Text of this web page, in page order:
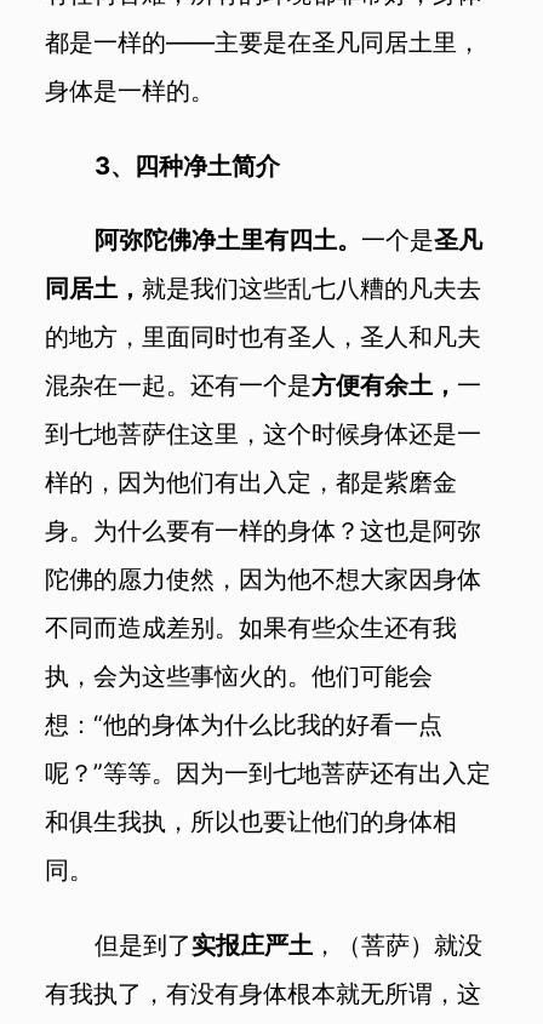
都是一样的——主要是在圣凡同居土里，
身体是一样的。
3、四种净土简介
阿弥陀佛净土里有四土。 一个是圣凡
同居土，就是我们这些乱七八糟的凡夫去
的地方，里面同时也有圣人，圣人和凡夫
混杂在一起。还有一个是方便有余土， 一
到七地菩萨住这里，这个时候身体还是一
样的，因为他们有出入定，都是紫磨金
身。为什么要有一样的身体？这也是阿弥
陀佛的愿力使然，因为他不想大家因身体
不同而造成差别。如果有些众生还有我
执，会为这些事恼火的。他们可能会
想：“他的身体为什么比我的好看一点
呢？”等等。因为一到七地菩萨还有出入定
和俱生我执，所以也要让他们的身体相
同。
但是到了实报庄严土，（菩萨）就没
有我执了，有没有身体根本就无所谓，这